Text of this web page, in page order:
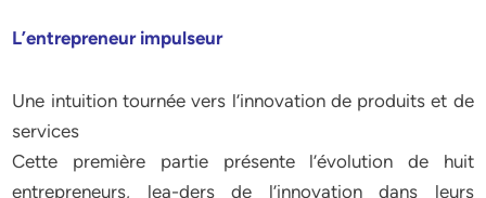
L’entrepreneur impulseur
Une intuition tournée vers l’innovation de produits et de
services
Cette première partie présente l’évolution de huit
entrepreneurs, lea-ders de l’innovation dans leurs